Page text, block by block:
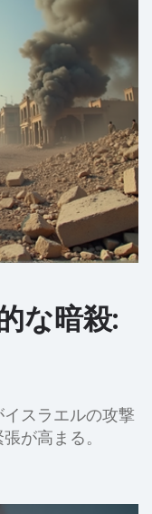
な暗殺:
スラエルの攻撃
が高まる。